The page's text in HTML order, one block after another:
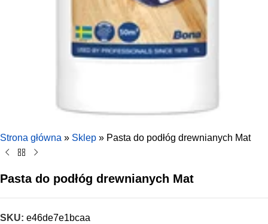
Strona główna » Sklep » Pasta do podłóg drewnianych Mat
Pasta do podłóg drewnianych Mat
SKU: e46de7e1bcaa